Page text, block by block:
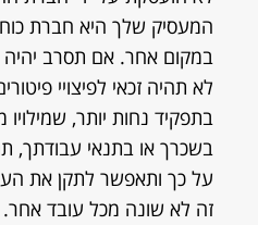
המעסיק שלך היא חברת
במקום אחר. אם תסרב
לא תהיה זכאי לפיצויי
בתפקיד נחות יותר, שמילויו
בשכרך או בתנאי עבודתך,
על כך ותאפשר לתקן את
זה לא שונה מכל עובד